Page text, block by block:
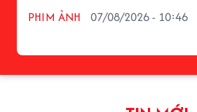
PHIM ẢNH 07/08/2026 - 10:46